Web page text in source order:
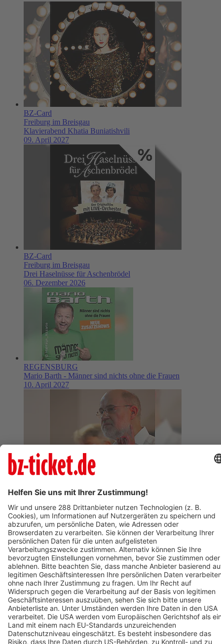
BZ-Card
Freiburg im Breisgau
Klavierabend Khatia Buniatishvili
09. April 2027
BZ-Card
Freiburg im Breisgau
Drei Haselnüsse für Aschenbrödel
06. Dezember 2026
REGENSBURG
Mario Barth - Männer sind nichts ohne die Frauen
10. April 2027
Freiburg im Breisgau
Harald Lesch und die Vier Jahreszeiten im Klimawandel
24. Januar 2027
Termin eintragen